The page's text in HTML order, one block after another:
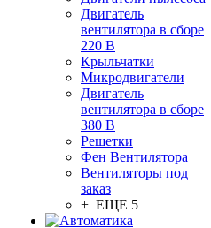
Двигатель
вентилятора в сборе
220 В
Крыльчатки
Микродвигатели
Двигатель
вентилятора в сборе
380 В
Решетки
Фен Вентилятора
Вентиляторы под
заказ
+ ЕЩЕ 5